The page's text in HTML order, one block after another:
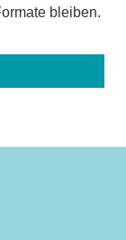
bleiben.